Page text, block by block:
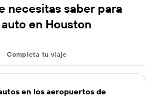
necesitas saber para
en Houston
Completa tu viaje
en los aeropuertos de